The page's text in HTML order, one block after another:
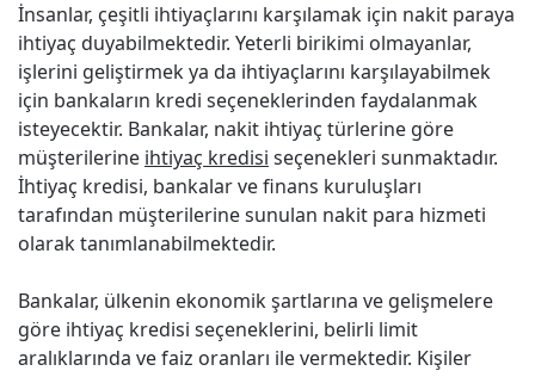
İnsanlar, çeşitli ihtiyaçlarını karşılamak için nakit paraya
ihtiyaç duyabilmektedir. Yeterli birikimi olmayanlar,
işlerini geliştirmek ya da ihtiyaçlarını karşılayabilmek
için bankaların kredi seçeneklerinden faydalanmak
isteyecektir. Bankalar, nakit ihtiyaç türlerine göre
müşterilerine ihtiyaç kredisi seçenekleri sunmaktadır.
İhtiyaç kredisi, bankalar ve finans kuruluşları
tarafından müşterilerine sunulan nakit para hizmeti
olarak tanımlanabilmektedir.
Bankalar, ülkenin ekonomik şartlarına ve gelişmelere
göre ihtiyaç kredisi seçeneklerini, belirli limit
aralıklarında ve faiz oranları ile vermektedir. Kişiler